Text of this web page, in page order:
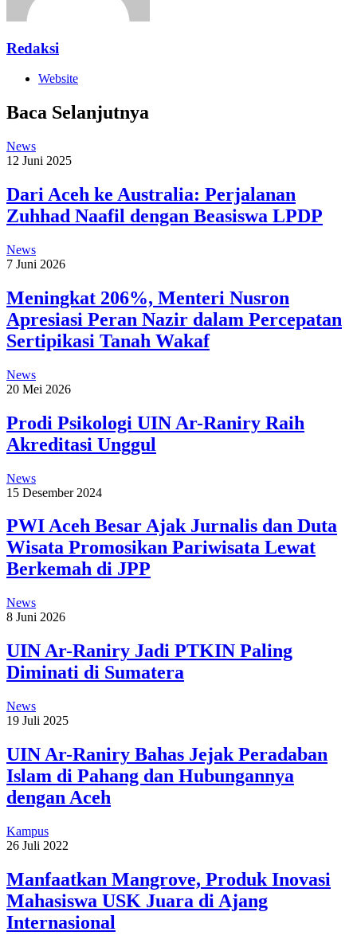
Redaksi
Website
Baca Selanjutnya
News
12 Juni 2025
Dari Aceh ke Australia: Perjalanan
Zuhhad Naafil dengan Beasiswa LPDP
News
7 Juni 2026
Meningkat 206%, Menteri Nusron
Apresiasi Peran Nazir dalam Percepatan
Sertipikasi Tanah Wakaf
News
20 Mei 2026
Prodi Psikologi UIN Ar-Raniry Raih
Akreditasi Unggul
News
15 Desember 2024
PWI Aceh Besar Ajak Jurnalis dan Duta
Wisata Promosikan Pariwisata Lewat
Berkemah di JPP
News
8 Juni 2026
UIN Ar-Raniry Jadi PTKIN Paling
Diminati di Sumatera
News
19 Juli 2025
UIN Ar-Raniry Bahas Jejak Peradaban
Islam di Pahang dan Hubungannya
dengan Aceh
Kampus
26 Juli 2022
Manfaatkan Mangrove, Produk Inovasi
Mahasiswa USK Juara di Ajang
Internasional